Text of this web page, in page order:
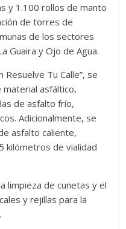
y 1.100 rollos de manto
de torres de
de los sectores
Guaira y Ojo de Agua.
Resuelve Tu Calle”, se
asfáltico,
de asfalto frío,
Adicionalmente, se
asfalto caliente,
kilómetros de vialidad
limpieza de cunetas y el
y rejillas para la